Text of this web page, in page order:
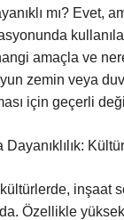
mı? Evet,
amaçla ve
zemin veya
için geçerli
inşaat
Özellikle